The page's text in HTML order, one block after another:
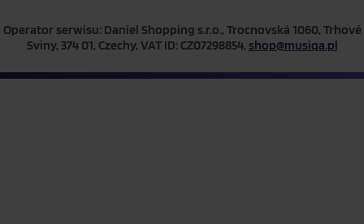
Operator serwisu: Daniel Shopping s.r.o., Trocnovská 1060, Trhové
Sviny, 374 01, Czechy, VAT ID: CZ07298854, shop@musiqa.pl